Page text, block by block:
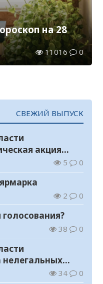
на 28
11016 0
СВЕЖИЙ ВЫПУСК
акция
5 0
2 0
38 0
нелегальных
34 0